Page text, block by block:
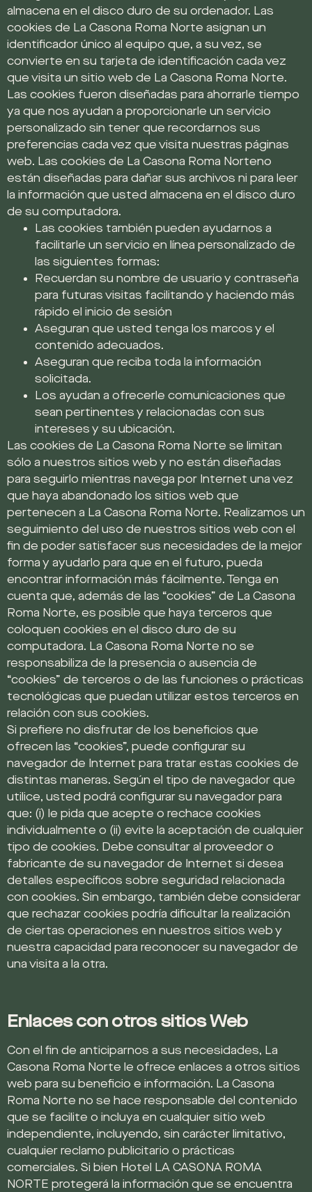
almacena en el disco duro de su ordenador. Las
cookies de La Casona Roma Norte asignan un
identificador único al equipo que, a su vez, se
convierte en su tarjeta de identificación cada vez
que visita un sitio web de La Casona Roma Norte.
Las cookies fueron diseñadas para ahorrarle tiempo
ya que nos ayudan a proporcionarle un servicio
personalizado sin tener que recordarnos sus
preferencias cada vez que visita nuestras páginas
web. Las cookies de La Casona Roma Norteno
están diseñadas para dañar sus archivos ni para leer
la información que usted almacena en el disco duro
de su computadora.
Las cookies también pueden ayudarnos a
facilitarle un servicio en línea personalizado de
las siguientes formas:
Recuerdan su nombre de usuario y contraseña
para futuras visitas facilitando y haciendo más
rápido el inicio de sesión
Aseguran que usted tenga los marcos y el
contenido adecuados.
Aseguran que reciba toda la información
solicitada.
Los ayudan a ofrecerle comunicaciones que
sean pertinentes y relacionadas con sus
intereses y su ubicación.
Las cookies de La Casona Roma Norte se limitan
sólo a nuestros sitios web y no están diseñadas
para seguirlo mientras navega por Internet una vez
que haya abandonado los sitios web que
pertenecen a La Casona Roma Norte. Realizamos un
seguimiento del uso de nuestros sitios web con el
fin de poder satisfacer sus necesidades de la mejor
forma y ayudarlo para que en el futuro, pueda
encontrar información más fácilmente. Tenga en
cuenta que, además de las “cookies” de La Casona
Roma Norte, es posible que haya terceros que
coloquen cookies en el disco duro de su
computadora. La Casona Roma Norte no se
responsabiliza de la presencia o ausencia de
“cookies” de terceros o de las funciones o prácticas
tecnológicas que puedan utilizar estos terceros en
relación con sus cookies.
Si prefiere no disfrutar de los beneficios que
ofrecen las “cookies”, puede configurar su
navegador de Internet para tratar estas cookies de
distintas maneras. Según el tipo de navegador que
utilice, usted podrá configurar su navegador para
que: (i) le pida que acepte o rechace cookies
individualmente o (ii) evite la aceptación de cualquier
tipo de cookies. Debe consultar al proveedor o
fabricante de su navegador de Internet si desea
detalles específicos sobre seguridad relacionada
con cookies. Sin embargo, también debe considerar
que rechazar cookies podría dificultar la realización
de ciertas operaciones en nuestros sitios web y
nuestra capacidad para reconocer su navegador de
una visita a la otra.
Enlaces con otros sitios Web
Con el fin de anticiparnos a sus necesidades, La
Casona Roma Norte le ofrece enlaces a otros sitios
web para su beneficio e información. La Casona
Roma Norte no se hace responsable del contenido
que se facilite o incluya en cualquier sitio web
independiente, incluyendo, sin carácter limitativo,
cualquier reclamo publicitario o prácticas
comerciales. Si bien Hotel LA CASONA ROMA
NORTE protegerá la información que se encuentra